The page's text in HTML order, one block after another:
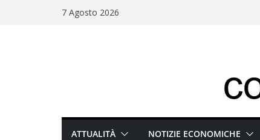
7 Agosto 2026
ATTUALITÀ NOTIZIE ECONOMICHE